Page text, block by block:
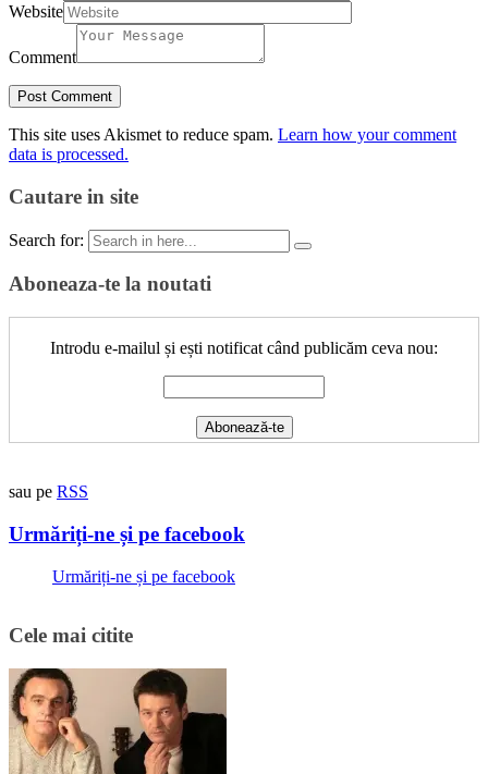
Website
Comment
This site uses Akismet to reduce spam. Learn how your comment
data is processed.
Cautare in site
Search for:
Aboneaza-te la noutati
Introdu e-mailul și ești notificat când publicăm ceva nou:
sau pe RSS
Urmăriți-ne și pe facebook
Urmăriți-ne și pe facebook
Cele mai citite